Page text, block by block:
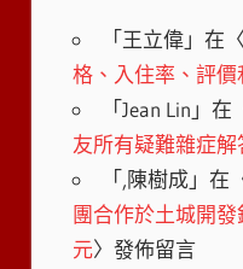
「王立偉」在〈
格、入住率、評
「Jean Lin 」在
友所有疑難雜症解
「,陳樹成」在
團合作於土城開
元〉發佈留言